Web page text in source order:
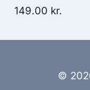
149.00 kr.
©